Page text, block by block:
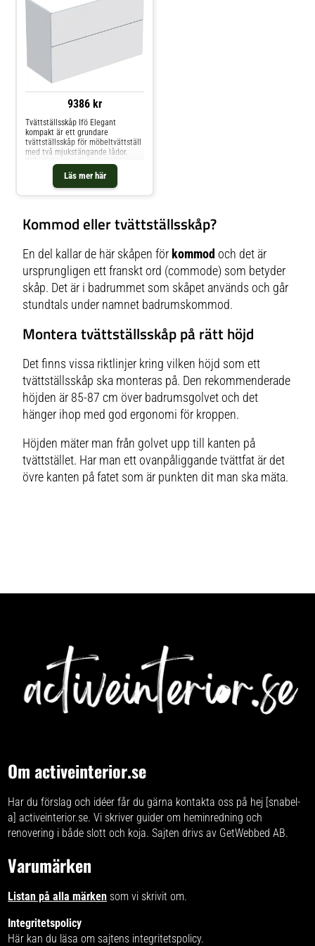
9386 kr
Läs mer här
Tvättställsskåp Ifö Elegant
kompakt är ett grundare
tvättställsskåp för möbeltvättställ
med två mjukstängande lådor.
melaminskiva. Justerbara
upphängningsbeslag, vattenlås,
flexibel avloppsslang och pop-up
Kommod eller tvättställsskåp?
En del kallar de här skåpen för kommod och det är
ursprungligen ett franskt ord (commode) som betyder
skåp. Det är i badrummet som skåpet används och går
stundtals under namnet badrumskommod.
Montera tvättställsskåp på rätt höjd
Det finns vissa riktlinjer kring vilken höjd som ett
tvättställsskåp ska monteras på. Den rekommenderade
höjden är 85-87 cm över badrumsgolvet och det
hänger ihop med god ergonomi för kroppen.
Höjden mäter man från golvet upp till kanten på
tvättstället. Har man ett ovanpåliggande tvättfat är det
övre kanten på fatet som är punkten dit man ska mäta.
Om activeinterior.se
Har du förslag och idéer får du gärna kontakta oss på hej [snabel-
a] activeinterior.se. Vi skriverguider om heminredning och
renovering i både slott och koja. Sajten drivs av GetWebbed AB.
Varumärken
Listan på alla märken som vi skrivit om.
Integritetspolicy
Här kan du läsa om sajtens integritetspolicy.